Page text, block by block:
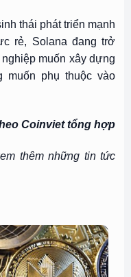
thái phát triển mạnh
rẻ, Solana đang trở
muốn xây dựng
muốn phụ thuộc vào
Coinviet tổng hợp
thêm những tin tức